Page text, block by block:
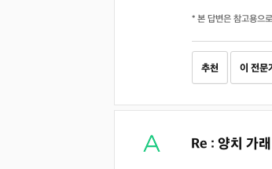
* 본 답변은 참고용으
추천 이 전문
Re : 양치 가래